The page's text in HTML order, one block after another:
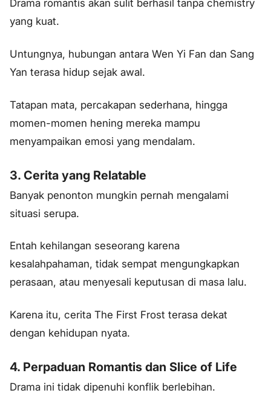
Drama romantis akan sulit berhasil tanpa chemistry
yang kuat.
Untungnya, hubungan antara Wen Yi Fan dan Sang
Yan terasa hidup sejak awal.
Tatapan mata, percakapan sederhana, hingga
momen-momen hening mereka mampu
menyampaikan emosi yang mendalam.
3. Cerita yang Relatable
Banyak penonton mungkin pernah mengalami
situasi serupa.
Entah kehilangan seseorang karena
kesalahpahaman, tidak sempat mengungkapkan
perasaan, atau menyesali keputusan di masa lalu.
Karena itu, cerita The First Frost terasa dekat
dengan kehidupan nyata.
4. Perpaduan Romantis dan Slice of Life
Drama ini tidak dipenuhi konflik berlebihan.